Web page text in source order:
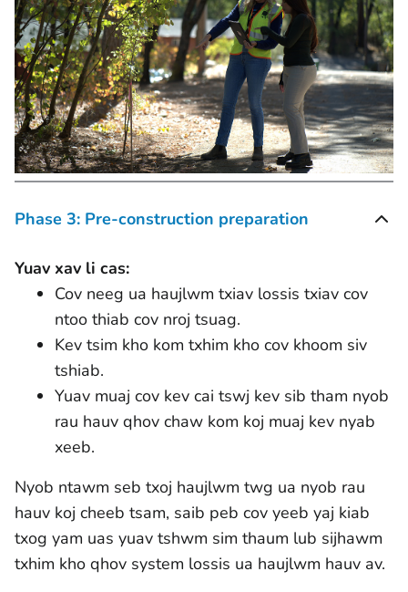
Phase 3: Pre-construction preparation
Yuav xav li cas:
Cov neeg ua haujlwm txiav lossis txiav cov
ntoo thiab cov nroj tsuag.
Kev tsim kho kom txhim kho cov khoom siv
tshiab.
Yuav muaj cov kev cai tswj kev sib tham nyob
rau hauv qhov chaw kom koj muaj kev nyab
xeeb.
Nyob ntawm seb txoj haujlwm twg ua nyob rau
hauv koj cheeb tsam, saib peb cov yeeb yaj kiab
txog yam uas yuav tshwm sim thaum lub sijhawm
txhim kho qhov system lossis ua haujlwm hauv av.